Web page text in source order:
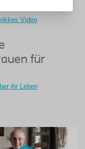
Video
für
ihr Leben